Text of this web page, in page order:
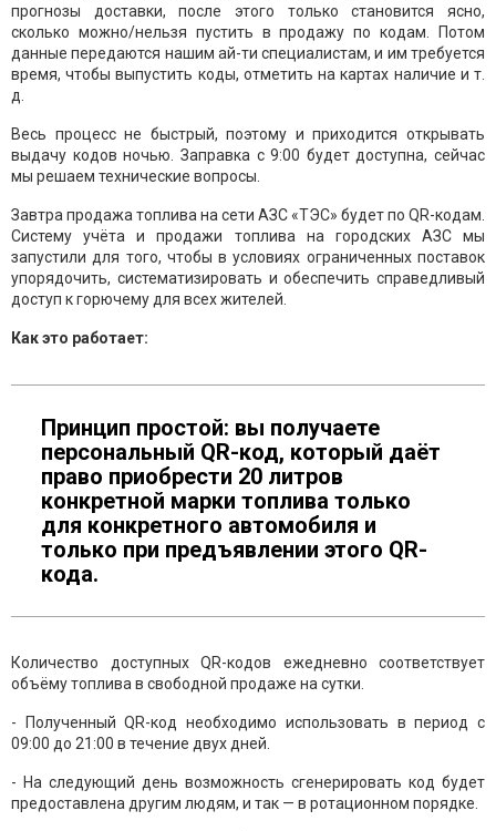
прогнозы доставки, после этого только становится ясно,
сколько можно/нельзя пустить в продажу по кодам. Потом
данные передаются нашим ай-ти специалистам, и им требуется
время, чтобы выпустить коды, отметить на картах наличие и т.
д.
Весь процесс не быстрый, поэтому и приходится открывать
выдачу кодов ночью. Заправка с 9:00 будет доступна, сейчас
мы решаем технические вопросы.
Завтра продажа топлива на сети АЗС «ТЭС» будет по QR-кодам.
Систему учёта и продажи топлива на городских АЗС мы
запустили для того, чтобы в условиях ограниченных поставок
упорядочить, систематизировать и обеспечить справедливый
доступ к горючему для всех жителей.
Как это работает:
Принцип простой: вы получаете
персональный QR-код, который даёт
право приобрести 20 литров
конкретной марки топлива только
для конкретного автомобиля и
только при предъявлении этого QR-
кода.
Количество доступных QR-кодов ежедневно соответствует
объёму топлива в свободной продаже на сутки.
- Полученный QR-код необходимо использовать в период с
09:00 до 21:00 в течение двух дней.
- На следующий день возможность сгенерировать код будет
предоставлена другим людям, и так — в ротационном порядке.